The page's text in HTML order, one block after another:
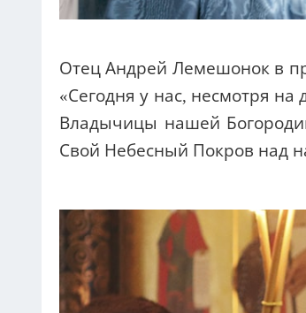
Отец Андрей Лемешонок в
«Сегодня у нас, несмотря
Владычицы нашей
Свой Небесный Покров над